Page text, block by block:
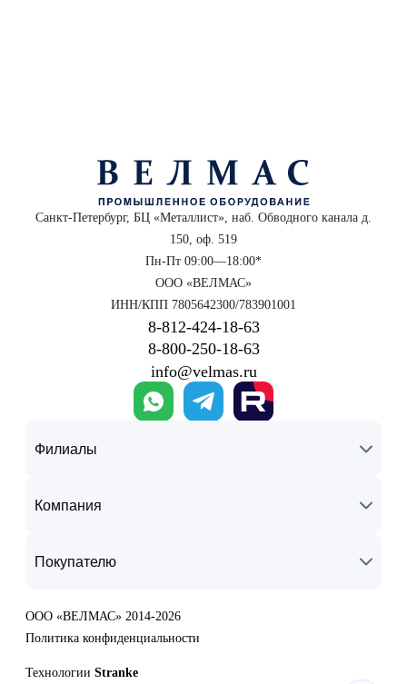
Санкт-Петербург, БЦ «Металлист», наб. Обводного канала д.
150, оф. 519
Пн-Пт 09:00—18:00*
ООО «ВЕЛМАС»
ИНН/КПП 7805642300/783901001
8‑812‑424‑18‑63
8‑800‑250‑18‑63
info@velmas.ru
Филиалы
Компания
Покупателю
ООО «ВЕЛМАС» 2014-2026
Политика конфиденциальности
Технологии Stranke